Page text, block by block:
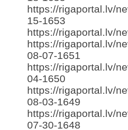
https://rigaportal.lv/
15-1653
https://rigaportal.lv/
https://rigaportal.lv/
08-07-1651
https://rigaportal.lv/
04-1650
https://rigaportal.lv/
08-03-1649
https://rigaportal.lv/
07-30-1648